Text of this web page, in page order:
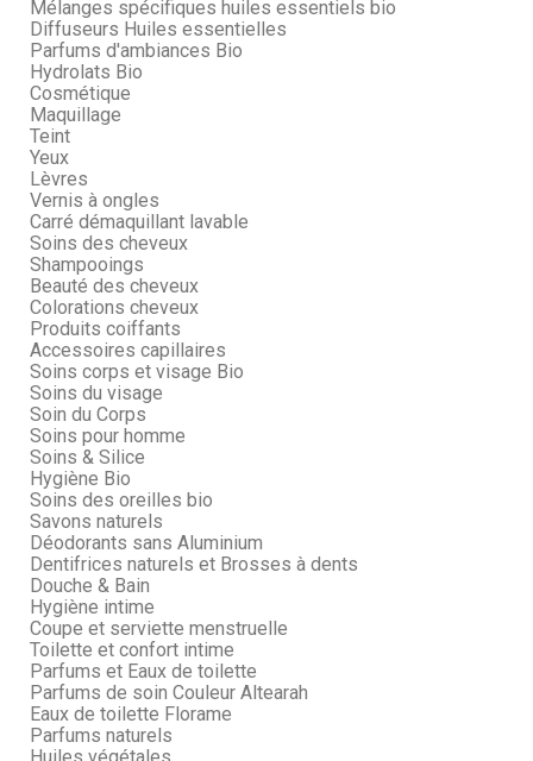
Mélanges spécifiques huiles essentiels bio
Diffuseurs Huiles essentielles
Parfums d'ambiances Bio
Hydrolats Bio
Cosmétique
Maquillage
Teint
Yeux
Lèvres
Vernis à ongles
Carré démaquillant lavable
Soins des cheveux
Shampooings
Beauté des cheveux
Colorations cheveux
Produits coiffants
Accessoires capillaires
Soins corps et visage Bio
Soins du visage
Soin du Corps
Soins pour homme
Soins & Silice
Hygiène Bio
Soins des oreilles bio
Savons naturels
Déodorants sans Aluminium
Dentifrices naturels et Brosses à dents
Douche & Bain
Hygiène intime
Coupe et serviette menstruelle
Toilette et confort intime
Parfums et Eaux de toilette
Parfums de soin Couleur Altearah
Eaux de toilette Florame
Parfums naturels